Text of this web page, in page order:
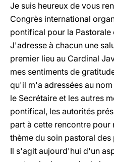
Je suis heureux de vous
Congrès international
pontifical pour la Pastorale
J'adresse à chacun une
premier lieu au Cardinal
mes sentiments de
qu'il m'a adressées au
le Secrétaire et les autres
pontifical, les autorités
part à cette rencontre pour
thème du soin pastoral
Il s'agit aujourd'hui d'un